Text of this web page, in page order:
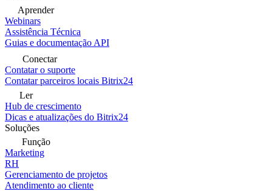
Aprender
Webinars
Assistência Técnica
Guias e documentação API
Conectar
Contatar o suporte
Contatar parceiros locais Bitrix24
Ler
Hub de crescimento
Dicas e atualizações do Bitrix24
Soluções
Função
Marketing
RH
Gerenciamento de projetos
Atendimento ao cliente